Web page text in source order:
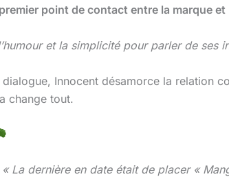
point de contact entre la marque
et la simplicité pour parler de ses
Innocent désamorce la relation
change tout.
« La dernière en date était de placer «